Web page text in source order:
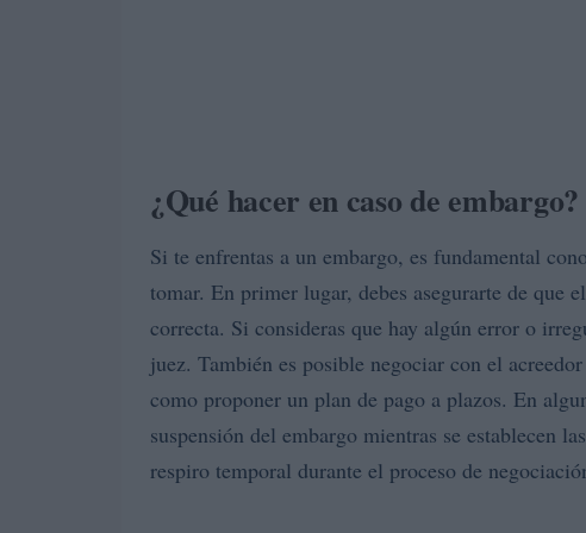
¿Qué hacer en caso de embargo?
Si te enfrentas a un embargo, es fundamental
tomar. En primer lugar, debes asegurarte de que
correcta. Si consideras que hay algún error o
juez. También es posible negociar con el
como proponer un plan de pago a plazos. En
suspensión del embargo mientras se establecen
respiro temporal durante el proceso de